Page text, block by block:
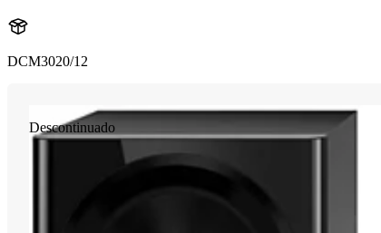
DCM3020/12
Descontinuado